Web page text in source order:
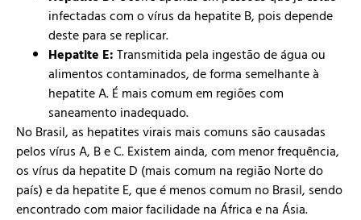
infectadas com o vírus da hepatite B, pois depende
deste para se replicar.
Hepatite E: Transmitida pela ingestão de água ou
alimentos contaminados, de forma semelhante à
hepatite A. É mais comum em regiões com
saneamento inadequado.
No Brasil, as hepatites virais mais comuns são causadas
pelos vírus A, B e C. Existem ainda, com menor frequência,
os vírus da hepatite D (mais comum na região Norte do
país) e da hepatite E, que é menos comum no Brasil, sendo
encontrado com maior facilidade na África e na Ásia.